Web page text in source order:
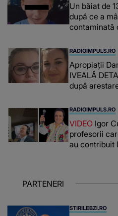
Un băiat de
după ce a
contaminată
RADIOIMPULS.RO
Apropiații
IVEALĂ
după
românca
lada unui
reușit să fac
RADIOIMPULS.RO
VIDEO Igor
profesorii
au contribuit
chiar și
PARTENERI
STIRILEBZI.RO